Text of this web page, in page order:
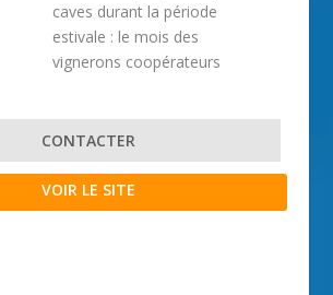
caves durant la période
estivale : le mois des
vignerons coopérateurs
CONTACTER
VOIR LE SITE